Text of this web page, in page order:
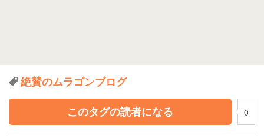
絶賛のムラゴンブログ
このタグの読者になる
0